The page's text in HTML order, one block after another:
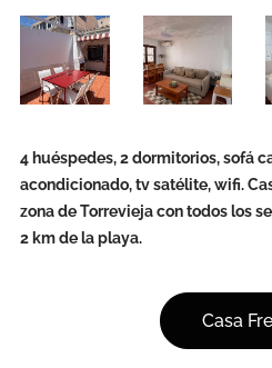
4 huéspedes, 2 dormitorios, sofá
acondicionado, tv satélite, wifi.
zona de Torrevieja con todos los
2 km de la playa.
Casa